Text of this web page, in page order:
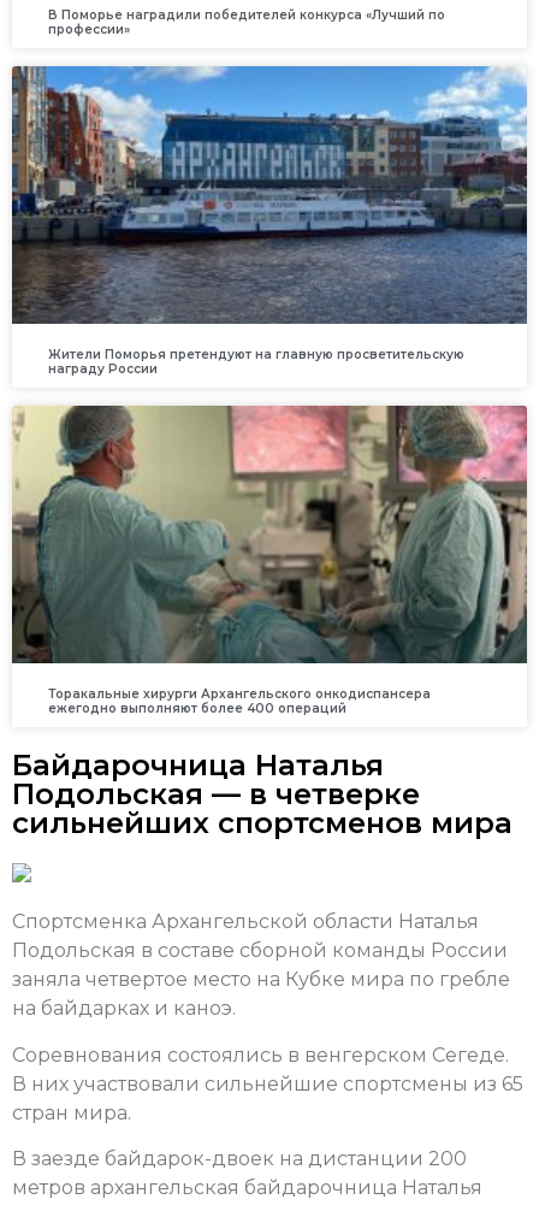
В Поморье наградили победителей конкурса «Лучший по
профессии»
Жители Поморья претендуют на главную просветительскую
награду России
Торакальные хирурги Архангельского онкодиспансера
ежегодно выполняют более 400 операций
Байдарочница Наталья
Подольская — в четверке
сильнейших спортсменов мира
Спортсменка Архангельской области Наталья
Подольская в составе сборной команды России
заняла четвертое место на Кубке мира по гребле
на байдарках и каноэ.
Соревнования состоялись в венгерском Сегеде.
В них участвовали сильнейшие спортсмены из 65
стран мира.
В заезде байдарок-двоек на дистанции 200
метров архангельская байдарочница Наталья